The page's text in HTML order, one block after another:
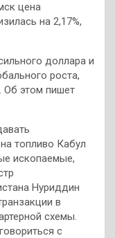
цена
на 2,17%,
доллара и
роста,
этом пишет
топливо Кабул
ископаемые,
Нуриддин
в
схемы.
с